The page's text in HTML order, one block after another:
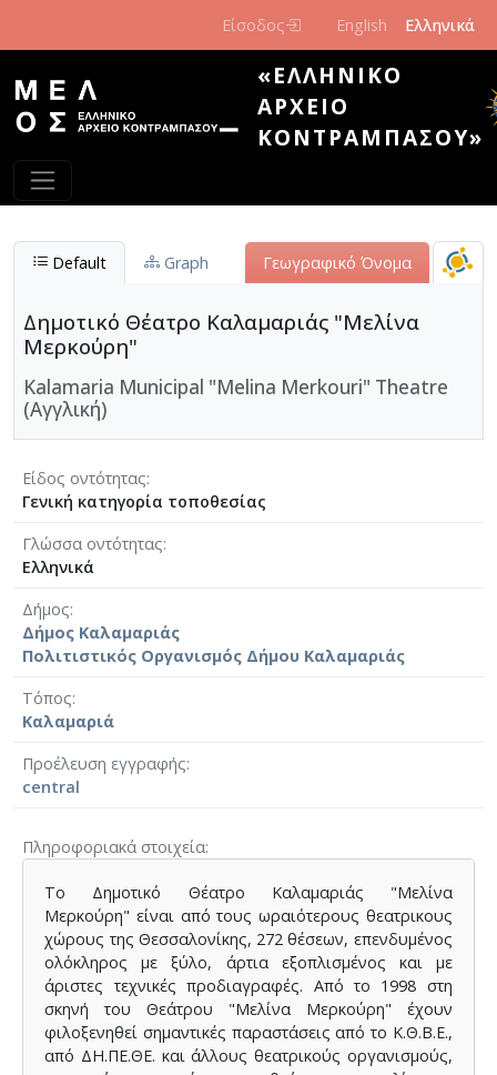
Είσοδος English Ελληνικά
«ΕΛΛΗΝΙΚΌ
ΑΡΧΕΊΟ
ΚΟΝΤΡΑΜΠΆΣΟΥ»
Default Graph Γεωγραφικό Όνομα
Δημοτικό Θέατρο Καλαμαριάς "Μελίνα
Μερκούρη"
Kalamaria Municipal "Melina Merkouri" Theatre
(Αγγλική)
Είδος οντότητας
Γενική κατηγορία τοποθεσίας
Γλώσσα οντότητας
Ελληνικά
Δήμος
Δήμος Καλαμαριάς
Πολιτιστικός Οργανισμός Δήμου Καλαμαριάς
Τόπος
Καλαμαριά
Προέλευση εγγραφής
central
Πληροφοριακά στοιχεία
To Δημοτικό Θέατρο Καλαμαριάς "Μελίνα
Μερκούρη" είναι από τους ωραιότερους θεατρικους
χώρους της Θεσσαλονίκης, 272 θέσεων, επενδυμένος
ολόκληρος με ξύλο, άρτια εξοπλισμένος και με
άριστες τεχνικές προδιαγραφές. Από το 1998 στη
σκηνή του Θεάτρου "Μελίνα Μερκούρη" έχουν
φιλοξενηθεί σημαντικές παραστάσεις από το Κ.Θ.Β.Ε.,
από ΔΗ.ΠΕ.ΘΕ. και άλλους θεατρικούς οργανισμούς,